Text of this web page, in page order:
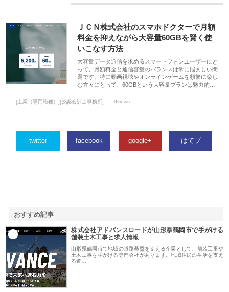
ＪＣＮ株式会社のスマホドクターで月額
料金を抑えながら大容量60GBを賢く使
いこなす方法
大容量データ通信を求めるスマートフォンユーザーにと
って、月額料金と通信容量のバランスは常に悩ましい問
題です。特に動画視聴やオンラインゲームを頻繁に楽し
む方々にとって、60GBという大容量プランは魅力的…
[士業（専門職種）][公認会計士事務所] 0views
twitter facebook google+ はてブ
おすすめ記事
株式会社アドバンスロードが山形県鶴岡市で手がける
舗装土木工事と求人情報
山形県鶴岡市で地域の道路基盤を支える企業として、舗装工事や
土木工事を手がける専門会社があります。地域住民の生活を支え
る道…